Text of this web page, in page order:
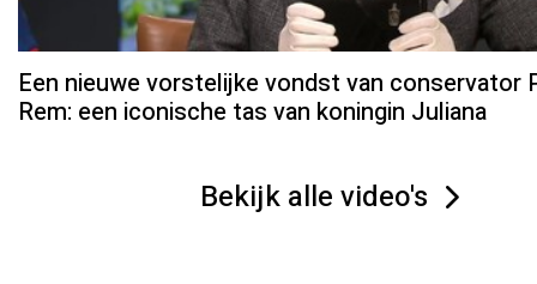
Een nieuwe vorstelijke vondst van conservator
Rem: een iconische tas van koningin Juliana
Bekijk alle video's